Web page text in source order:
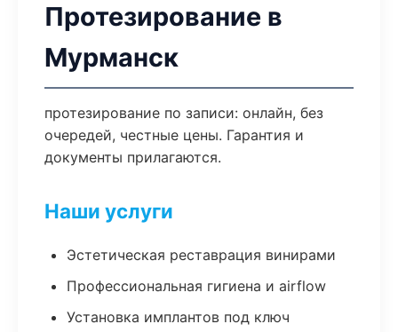
Протезирование в
Мурманск
протезирование по записи: онлайн, без
очередей, честные цены. Гарантия и
документы прилагаются.
Наши услуги
Эстетическая реставрация винирами
Профессиональная гигиена и airflow
Установка имплантов под ключ